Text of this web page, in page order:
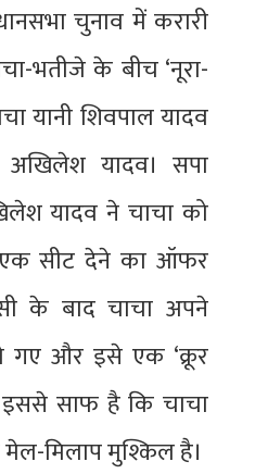
चुनाव में करारी
भतीजे के बीच ‘नूरा-
यानी शिवपाल यादव
यादव। सपा
यादव ने चाचा को
सीट देने का ऑफर
के बाद चाचा अपने
और इसे एक ‘क्रूर
साफ है कि चाचा
मिलाप मुश्किल है।